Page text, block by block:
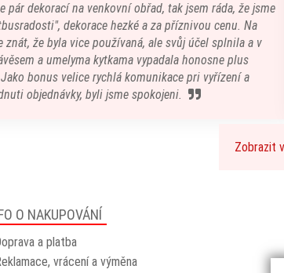
pár dekorací na venkovní obřad, tak jsem ráda, že jsme
dekorace hezké a za příznivou cenu. Na
znát, že byla vice používaná, ale svůj účel splnila a v
a umelyma kytkama vypadala honosne plus
bonus velice rychlá komunikace pri vyřízení a
objednávky, byli jsme spokojeni.
Zobrazit
O NAKUPOVÁNÍ
a platba
vrácení a výměna